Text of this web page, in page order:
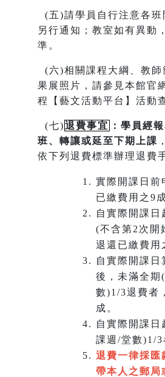
(五)請學員自行注意各
另行通知；教室如有異動
準。
(六)相關課程大綱、教
果展照片，請參見本館官
程【藝文活動平台】活動
(七)退費事宜
：學員經
班、 轉讓或延至下期上課
依下列退費標準辦理退費
實際開課日前
已繳費用之9成
自實際開課日
(不含第2次開
退還已繳費用
自實際開課日
後，未滿全期
數)1/3退費者
成。
自實際開課日
課週/堂數)1/3
退費一律採匯
帶本人之郵局